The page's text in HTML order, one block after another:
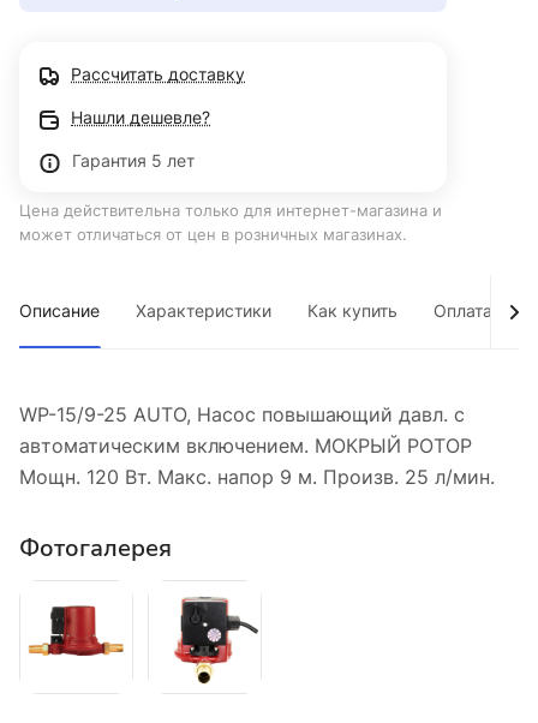
Рассчитать доставку
Нашли дешевле?
Гарантия 5 лет
Цена действительна только для интернет-магазина и
может отличаться от цен в розничных магазинах.
Описание Характеристики Как купить Оплата
WP-15/9-25 AUTO, Насос повышающий давл. с
автоматическим включением. МОКРЫЙ РОТОР
Мощн. 120 Вт. Макс. напор 9 м. Произв. 25 л/мин.
Фотогалерея